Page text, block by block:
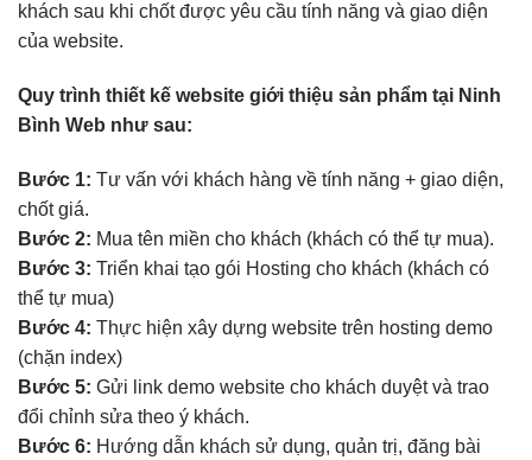
khách sau khi chốt được yêu cầu tính năng và giao diện
của website.
Quy trình thiết kế website giới thiệu sản phẩm tại Ninh
Bình Web như sau:
Bước 1: Tư vấn với khách hàng về tính năng + giao diện,
chốt giá.
Bước 2: Mua tên miền cho khách (khách có thể tự mua).
Bước 3: Triển khai tạo gói Hosting cho khách (khách có
thể tự mua)
Bước 4: Thực hiện xây dựng website trên hosting demo
(chặn index)
Bước 5: Gửi link demo website cho khách duyệt và trao
đổi chỉnh sửa theo ý khách.
Bước 6: Hướng dẫn khách sử dụng, quản trị, đăng bài